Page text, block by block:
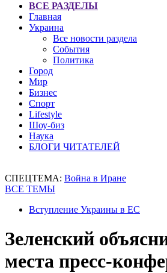
ВСЕ РАЗДЕЛЫ
Главная
Украина
Все новости раздела
События
Политика
Город
Мир
Бизнес
Спорт
Lifestyle
Шоу-биз
Наука
БЛОГИ ЧИТАТЕЛЕЙ
СПЕЦТЕМА: Война в Иране
ВСЕ ТЕМЫ
Вступление Украины в ЕС
Зеленский
места пресс-